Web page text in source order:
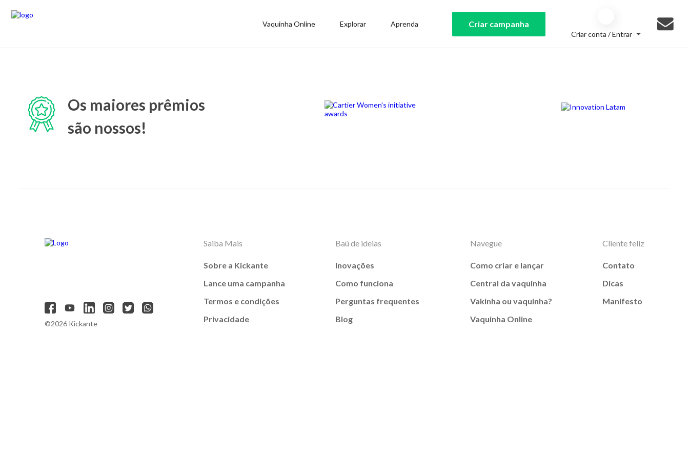
Vaquinha Online Explorar Aprenda Criar campanha
Criar conta / Entrar
Os maiores prêmios
são nossos!
©2026 Kickante
Saiba Mais
Sobre a Kickante
Lance uma campanha
Termos e condições
Privacidade
Baú de ideias
Inovações
Como funciona
Perguntas frequentes
Blog
Navegue
Como criar e lançar
Central da vaquinha
Vakinha ou vaquinha?
Vaquinha Online
Cliente feliz
Contato
Dicas
Manifesto